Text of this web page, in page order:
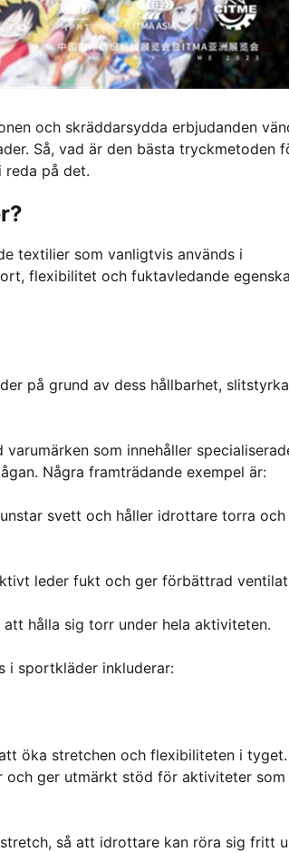
och skräddarsydda erbjudanden
Så, vad är den bästa tryckmetoden
reda på det.
textilier som vanligtvis används i
flexibilitet och fuktavledande
på grund av dess hållbarhet,
som innehåller
Några framträdande exempel är:
svett och håller idrottare torra och
leder fukt och ger förbättrad
hålla sig torr under hela aktiviteten.
i sportkläder inkluderar:
öka stretchen och flexibiliteten i tyget.
och ger utmärkt stöd för aktiviteter som
så att idrottare kan röra sig fritt